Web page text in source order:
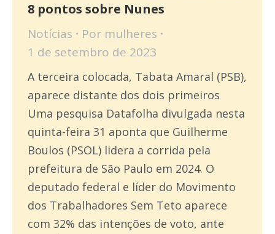
8 pontos sobre Nunes
Notícias Por mulheres
1 de setembro de 2023
A terceira colocada, Tabata Amaral (PSB),
aparece distante dos dois primeiros
Uma pesquisa Datafolha divulgada nesta
quinta-feira 31 aponta que Guilherme
Boulos (PSOL) lidera a corrida pela
prefeitura de São Paulo em 2024. O
deputado federal e líder do Movimento
dos Trabalhadores Sem Teto aparece
com 32% das intenções de voto, ante